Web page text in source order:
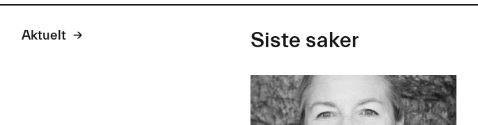
Aktuelt Siste saker